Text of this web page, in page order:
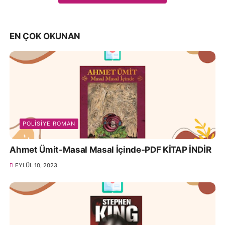
EN ÇOK OKUNAN
POLISIYE ROMAN
Ahmet Ümit-Masal Masal İçinde-PDF KİTAP İNDİR
EYLÜL 10, 2023